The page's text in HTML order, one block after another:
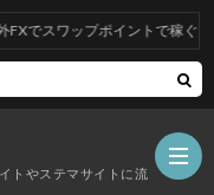
トやステマサイトに流
スワップポイントで稼ぐにはど